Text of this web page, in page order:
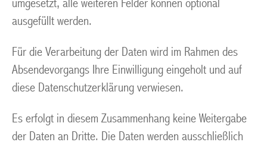
umgesetzt, alle weiteren Felder können optional
ausgefüllt werden.
Für die Verarbeitung der Daten wird im Rahmen des
Absendevorgangs Ihre Einwilligung eingeholt und auf
diese Datenschutzerklärung verwiesen.
Es erfolgt in diesem Zusammenhang keine Weitergabe
der Daten an Dritte. Die Daten werden ausschließlich